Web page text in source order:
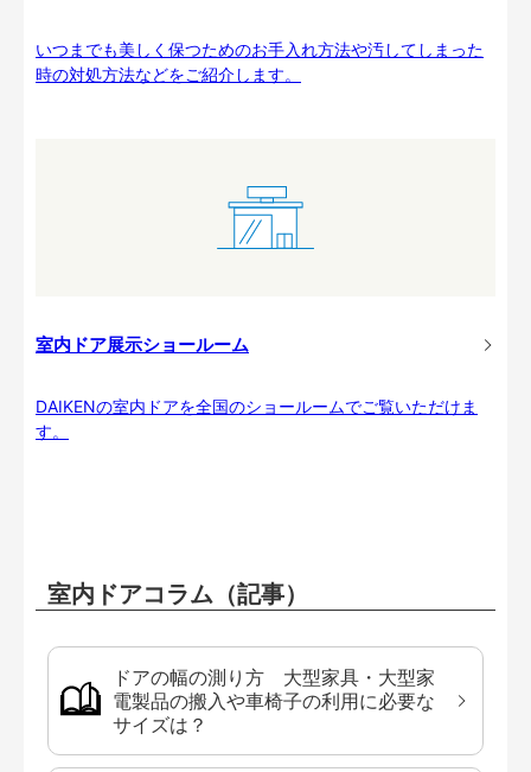
いつまでも美しく保つためのお手入れ方法や汚してしまった
時の対処方法などをご紹介します。
室内ドア展示ショールーム
DAIKENの室内ドアを全国のショールームでご覧いただけま
す。
室内ドアコラム（記事）
ドアの幅の測り方 大型家具・大型家
電製品の搬入や車椅子の利用に必要な
サイズは？